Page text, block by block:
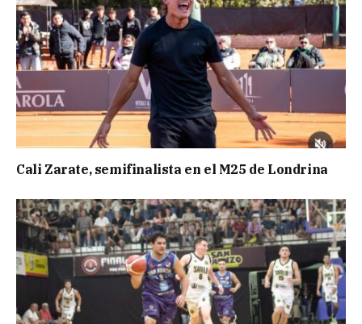
Cali Zarate, semifinalista en el M25 de Londrina